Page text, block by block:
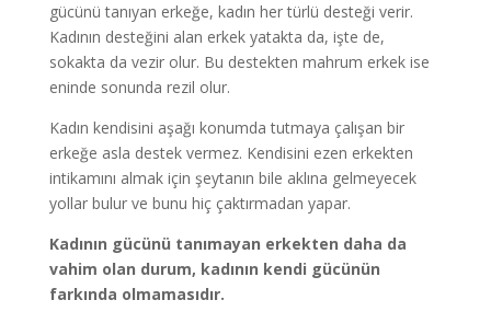
gücünü tanıyan erkeğe, kadın her türlü desteği verir.
Kadının desteğini alan erkek yatakta da, işte de,
sokakta da vezir olur. Bu destekten mahrum erkek ise
eninde sonunda rezil olur.
Kadın kendisini aşağı konumda tutmaya çalışan bir
erkeğe asla destek vermez. Kendisini ezen erkekten
intikamını almak için şeytanın bile aklına gelmeyecek
yollar bulur ve bunu hiç çaktırmadan yapar.
Kadının gücünü tanımayan erkekten daha da
vahim olan durum, kadının kendi gücünün
farkında olmamasıdır.